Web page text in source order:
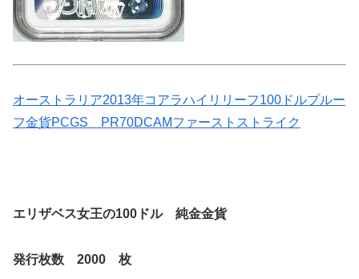
オーストラリア2013年コアラハイリリーフ100ドルプルー
フ金貨PCGS PR70DCAMファーストストライク
エリザベス女王の100ドル 純金金貨
発行枚数 2000 枚